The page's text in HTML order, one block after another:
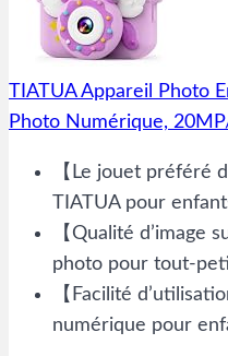
TIATUA Appareil Photo
Photo Numérique,
【Le jouet préféré
TIATUA pour
【Qualité d’image
photo pour tout-
【Facilité
numérique pour